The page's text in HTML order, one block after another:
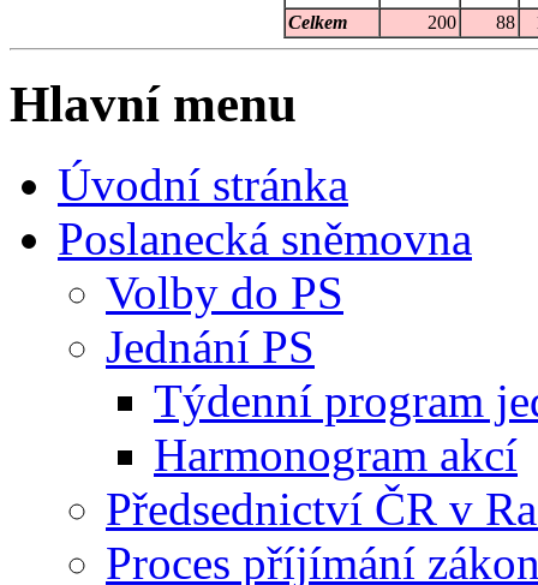
Celkem
200 88
Hlavní menu
Úvodní stránka
Poslanecká sněmovna
Volby do PS
Jednání PS
Týdenní program
Harmonogram akcí
Předsednictví ČR v
Proces příjímání